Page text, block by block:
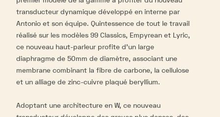
transducteur dynamique développé en interne par
Antonio et son équipe. Quintessence de tout le travail
réalisé sur les modèles 99 Classics, Empyrean et Lyric,
ce nouveau haut-parleur profite d’un large
diaphragme de 50mm de diamètre, associant une
membrane combinant la fibre de carbone, la cellulose
et un alliage de zinc-cuivre plaqué beryllium.
Adoptant une architecture en W, ce nouveau